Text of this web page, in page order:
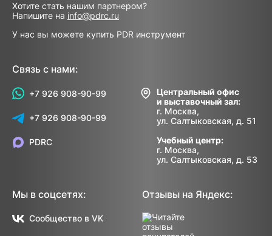
Хотите стать нашим партнером?
Напишите на info@pdrc.ru
У нас вы можете купить PDR инструмент
Связь с нами:
+7 926 908-90-99
+7 926 908-90-99
Центральный офис
и выставочный зал:
г. Москва,
ул. Салтыковская, д. 51
Учебный центр:
г. Москва,
ул. Салтыковская, д. 53
PDRC
Мы в соцсетях:
Сообщество в VK
Отзывы на Яндекс: